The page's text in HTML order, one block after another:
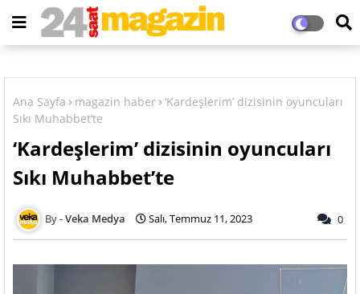
Ana Sayfa magazin haber ‘Kardeşlerim’ dizisinin oyuncuları
Sıkı Muhabbet’te
‘Kardeşlerim’ dizisinin oyuncuları
Sıkı Muhabbet’te
Veka Medya Salı, Temmuz 11, 2023 0